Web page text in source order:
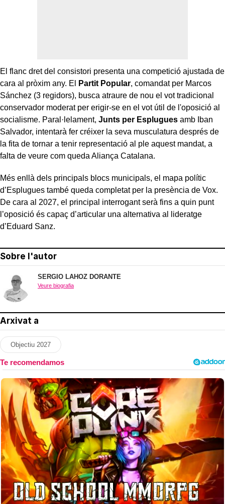
El flanc dret del consistori presenta una competició ajustada de
cara al pròxim any. El
Partit Popular, comandat per Marcos
Sánchez (3 regidors), busca atraure de nou el vot tradicional
conservador moderat per erigir-se en el vot útil de l'oposició al
socialisme. Paral·lelament, Junts per Esplugues amb Iban
Salvador, intentarà fer créixer la seva musculatura després de
la fita de tornar a tenir representació al ple aquest mandat, a
falta de veure com queda Aliança Catalana.
Més enllà dels principals blocs municipals, el mapa polític
d’Esplugues també queda completat per la presència de Vox.
De cara al 2027, el principal interrogant serà fins a quin punt
l’oposició és capaç d’articular una alternativa al lideratge
d’Eduard Sanz.
Sobre l'autor
SERGIO LAHOZ DORANTE
Veure biografia
Arxivat a
Objectiu 2027